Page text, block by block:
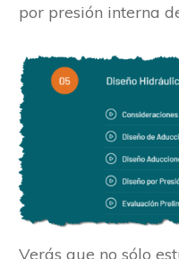
por presión interna
Verás que no sólo